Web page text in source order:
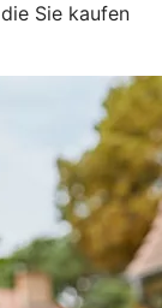
Sie kaufen